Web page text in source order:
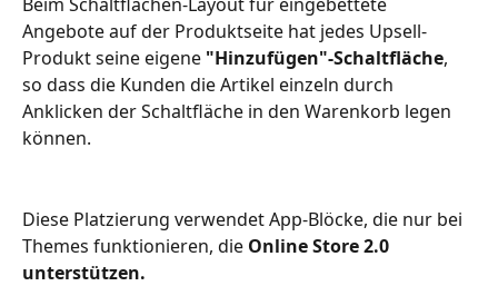
Beim Schaltflächen-Layout für eingebettete
Angebote auf der Produktseite hat jedes Upsell-
Produkt seine eigene "Hinzufügen"-Schaltfläche,
so dass die Kunden die Artikel einzeln durch
Anklicken der Schaltfläche in den Warenkorb legen
können.
Diese Platzierung verwendet App-Blöcke, die nur bei
Themes funktionieren, die Online Store 2.0
unterstützen.